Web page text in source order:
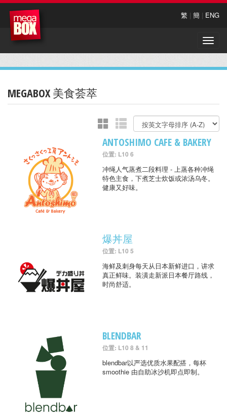
繁 | 簡 | ENG
Toggle
MEGABOX 美食荟萃
ANTOSHIMO CAFE & BAKERY
位置: L10 6
冲绳人气蒸煮二段料理 - 上蒸各种冲绳
特色主食，下煮芝士炊饭或浓汤乌冬。
健康又好味。
爆丼屋
位置: L10 5
海鲜及刺身每天从日本新鲜进口，讲求
真正鲜味。装潢走新派日本餐厅路线，
时尚舒适。
BLENDBAR
位置: L10 8 & 11
blendbar以严选优质水果配搭，每杯
smoothie 由自助冰沙机即点即制。